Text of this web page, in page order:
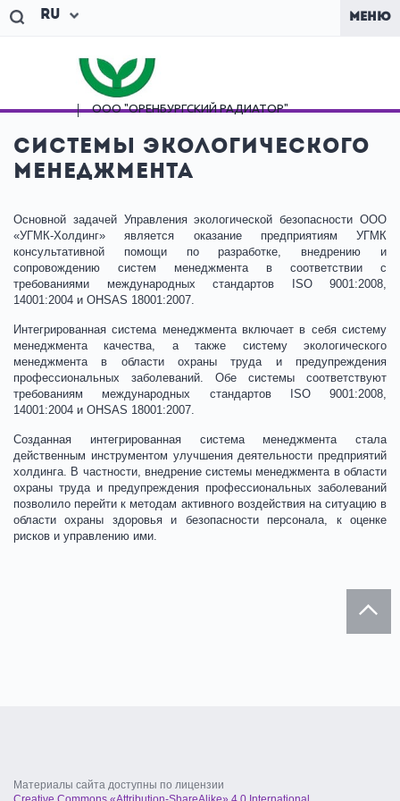
Ru МЕНЮ
ООО "ОРЕНБУРГСКИЙРАДИАТОР"
Системы экологического
менеджмента
Основной задачей Управления экологической безопасности ООО
«УГМК-Холдинг» является оказание предприятиям УГМК
консультативной помощи по разработке, внедрению и
сопровождению систем менеджмента в соответствии с
требованиями международных стандартов ISO 9001:2008,
14001:2004 и OHSAS 18001:2007.
Интегрированная система менеджмента включает в себя систему
менеджмента качества, а также систему экологического
менеджмента в области охраны труда и предупреждения
профессиональных заболеваний. Обе системы соответствуют
требованиям международных стандартов ISO 9001:2008,
14001:2004 и OHSAS 18001:2007.
Созданная интегрированная система менеджмента стала
действенным инструментом улучшения деятельности предприятий
холдинга. В частности, внедрение системы менеджмента в области
охраны труда и предупреждения профессиональных заболеваний
позволило перейти к методам активного воздействия на ситуацию в
области охраны здоровья и безопасности персонала, к оценке
рисков и управлению ими.
Материалы сайта доступны по лицензии